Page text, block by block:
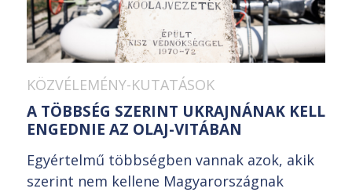
KÖZVÉLEMÉNY-KUTATÁSOK
A TÖBBSÉG SZERINT UKRAJNÁNAK KELL
ENGEDNIE AZ OLAJ-VITÁBAN
Egyértelmű többségben vannak azok, akik
szerint nem kellene Magyarországnak